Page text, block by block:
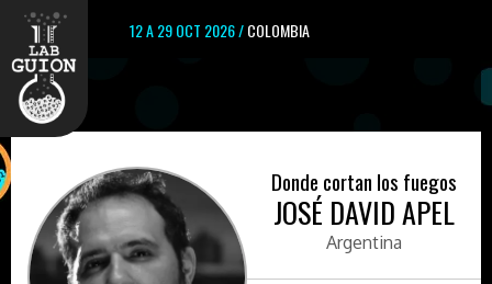
12 A 29 OCT 2026 /COLOMBIA
Donde cortan los fuegos
JOSÉ DAVID APEL
Argentina